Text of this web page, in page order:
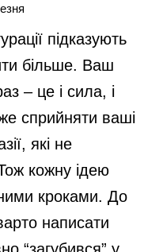
підказують
більше. Ваш
– це і сила, і
сприйняти ваші
які не
кожну ідею
кроками. До
написати